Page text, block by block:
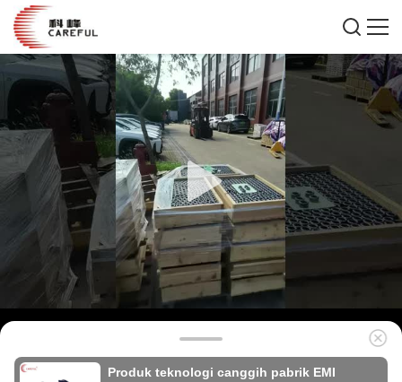
Produk teknologi canggih pabrik EMI